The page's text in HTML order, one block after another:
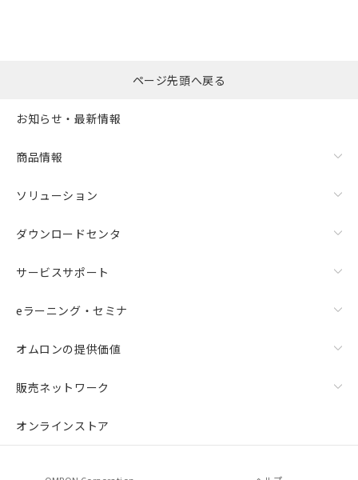
ページ先頭へ戻る
お知らせ・最新情報
商品情報
ソリューション
ダウンロードセンタ
サービスサポート
eラーニング・セミナ
オムロンの提供価値
販売ネットワーク
オンラインストア